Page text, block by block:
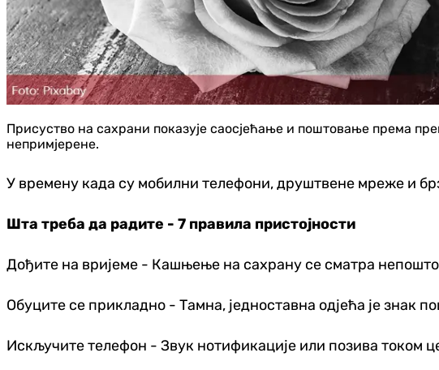
Присуство на сахрани показује саосјећање и поштовање према
непримјерене.
У времену када су мобилни телефони, друштвене мреже и
Шта треба да радите - 7 правила пристојности
Дођите на вријеме - Кашњење на сахрану се сматра
Обуците се прикладно - Тамна, једноставна одјећа је знак
Искључите телефон - Звук нотификације или позива током